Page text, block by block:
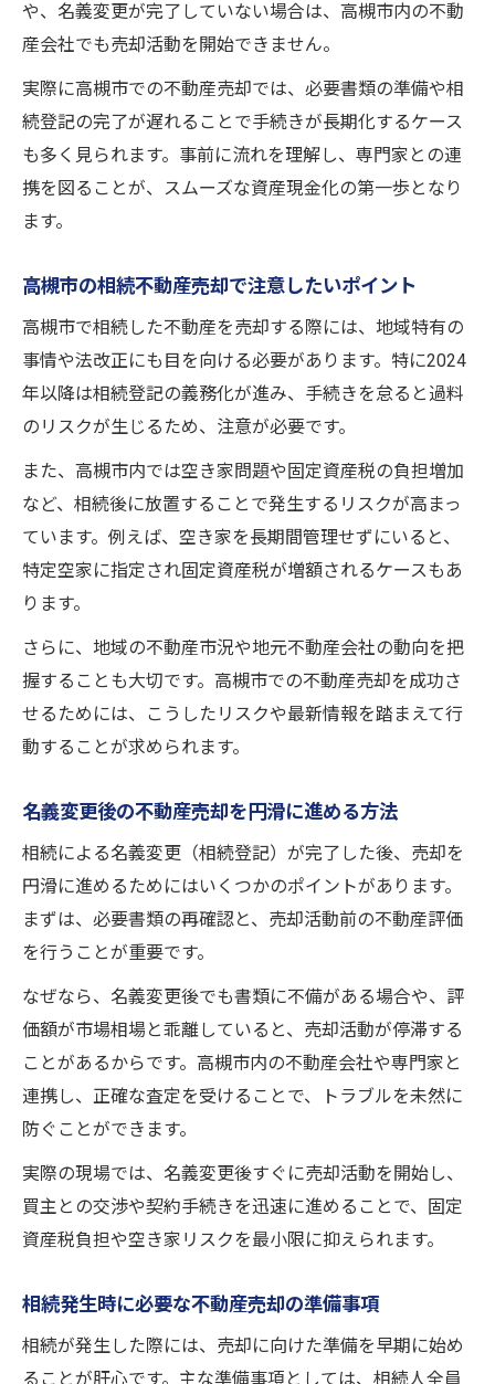
不動産売却の前に確認すべき相続人の範囲
トラブル回避に役立つ売却と相続対策
不動産売却で避けたい相続トラブルの事例
相続人間の対立を防ぐ不動産売却ポイント
不動産売却時の権利関係整理とリスク回避
相続放棄も視野に入れた不動産売却の工夫
手間を減らすワンストップ不動産売却術
不動産売却を効率化するワンストップ対応
最小限の手間で進める不動産売却の流れ
ワンストップサービス活用で売却負担を軽
減
書類収集から売却まで任せられる安心手法
ワンストップ不動産売却のメリットと注意
点
や、名義変更が完了していない場合は、高槻市内の不動
産会社でも売却活動を開始できません。
実際に高槻市での不動産売却では、必要書類の準備や相
続登記の完了が遅れることで手続きが長期化するケース
も多く見られます。事前に流れを理解し、専門家との連
携を図ることが、スムーズな資産現金化の第一歩となり
ます。
高槻市の相続不動産売却で注意したいポイント
高槻市で相続した不動産を売却する際には、地域特有の
事情や法改正にも目を向ける必要があります。特に2024
年以降は相続登記の義務化が進み、手続きを怠ると過料
のリスクが生じるため、注意が必要です。
また、高槻市内では空き家問題や固定資産税の負担増加
など、相続後に放置することで発生するリスクが高まっ
ています。例えば、空き家を長期間管理せずにいると、
特定空家に指定され固定資産税が増額されるケースもあ
ります。
さらに、地域の不動産市況や地元不動産会社の動向を把
握することも大切です。高槻市での不動産売却を成功さ
せるためには、こうしたリスクや最新情報を踏まえて行
動することが求められます。
名義変更後の不動産売却を円滑に進める方法
相続による名義変更（相続登記）が完了した後、売却を
円滑に進めるためにはいくつかのポイントがあります。
まずは、必要書類の再確認と、売却活動前の不動産評価
を行うことが重要です。
なぜなら、名義変更後でも書類に不備がある場合や、評
価額が市場相場と乖離していると、売却活動が停滞する
ことがあるからです。高槻市内の不動産会社や専門家と
連携し、正確な査定を受けることで、トラブルを未然に
防ぐことができます。
実際の現場では、名義変更後すぐに売却活動を開始し、
買主との交渉や契約手続きを迅速に進めることで、固定
資産税負担や空き家リスクを最小限に抑えられます。
相続発生時に必要な不動産売却の準備事項
相続が発生した際には、売却に向けた準備を早期に始め
ることが肝心です。主な準備事項としては、相続人全員